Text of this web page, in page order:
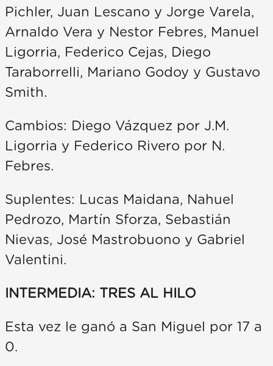
Pichler, Juan Lescano y Jorge Varela,
Arnaldo Vera y Nestor Febres, Manuel
Ligorria, Federico Cejas, Diego
Taraborrelli, Mariano Godoy y Gustavo
Smith.
Cambios: Diego Vázquez por J.M.
Ligorria y Federico Rivero por N.
Febres.
Suplentes: Lucas Maidana, Nahuel
Pedrozo, Martín Sforza, Sebastián
Nievas, José Mastrobuono y Gabriel
Valentini.
INTERMEDIA: TRES AL HILO
Esta vez le ganó a San Miguel por 17 a
0.